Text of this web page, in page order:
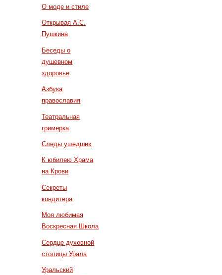
О моде и стиле
Открывая А.С.
Пушкина
Беседы о
душевном
здоровье
Азбука
православия
Театральная
гримерка
Следы ушедших
К юбилею Храма
на Крови
Секреты
кондитера
Моя любимая
Воскресная Школа
Сердце духовной
столицы Урала
Уральский